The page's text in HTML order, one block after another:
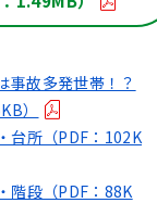
事故多発世帯！？
）
台所（PDF：102K
階段（PDF：88K